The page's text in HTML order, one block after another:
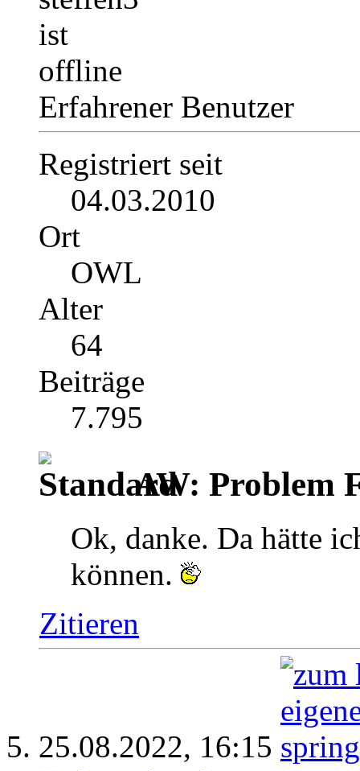
Erfahrener Benutzer
Registriert seit
04.03.2010
Ort
OWL
Alter
64
Beiträge
7.795
AW: Problem
Ok, danke. Da hätte
können.
Zitieren
25.08.2022, 16:15